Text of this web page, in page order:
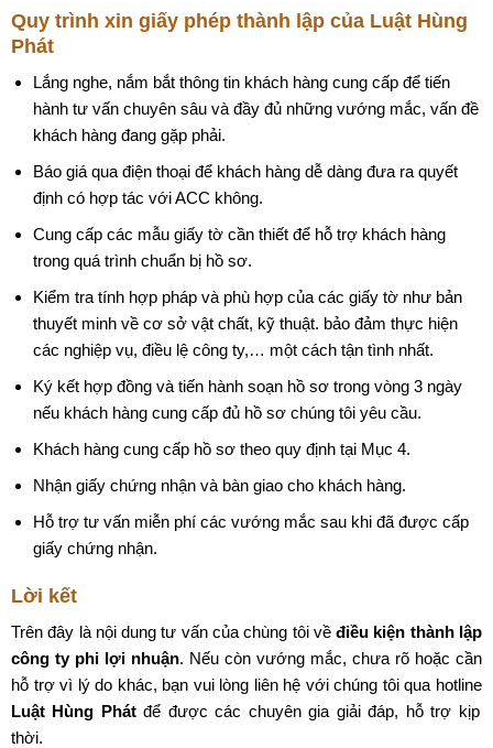
Quy trình xin giấy phép thành lập của Luật Hùng
Phát
Lắng nghe, nắm bắt thông tin khách hàng cung cấp để tiến
hành tư vấn chuyên sâu và đầy đủ những vướng mắc, vấn đề
khách hàng đang gặp phải.
Báo giá qua điện thoại để khách hàng dễ dàng đưa ra quyết
định có hợp tác với ACC không.
Cung cấp các mẫu giấy tờ cần thiết để hỗ trợ khách hàng
trong quá trình chuẩn bị hồ sơ.
Kiểm tra tính hợp pháp và phù hợp của các giấy tờ như bản
thuyết minh về cơ sở vật chất, kỹ thuật. bảo đảm thực hiện
các nghiệp vụ, điều lệ công ty,… một cách tận tình nhất.
Ký kết hợp đồng và tiến hành soạn hồ sơ trong vòng 3 ngày
nếu khách hàng cung cấp đủ hồ sơ chúng tôi yêu cầu.
Khách hàng cung cấp hồ sơ theo quy định tại Mục 4.
Nhận giấy chứng nhận và bàn giao cho khách hàng.
Hỗ trợ tư vấn miễn phí các vướng mắc sau khi đã được cấp
giấy chứng nhận.
Lời kết
Trên đây là nội dung tư vấn của chùng tôi vềđiều kiện thành lập
công ty phi lợi nhuận. Nếu còn vướng mắc, chưa rõ hoặc cần
hỗ trợ vì lý do khác, bạn vui lòng liên hệ với chúng tôi qua hotline
Luật Hùng Phátđể được các chuyên gia giải đáp, hỗ trợ kịp
thời.